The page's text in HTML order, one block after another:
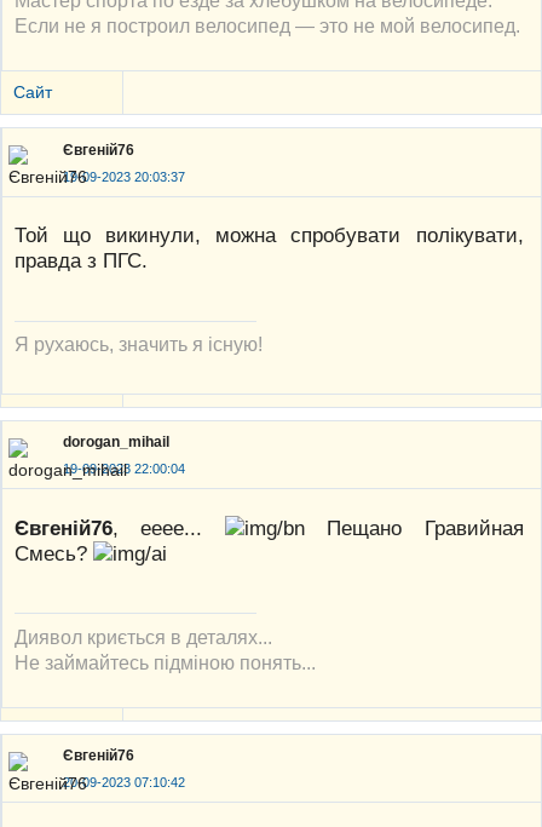
Если не я построил велосипед — это не мой велосипед.
Сайт
Євгеній76
19-09-2023 20:03:37
Той що викинули, можна спробувати полікувати,
правда з ПГС.
Я рухаюсь, значить я існую!
dorogan_mihail
19-09-2023 22:00:04
Євгеній76, ееее...
Пещано Гравийная
Смесь?
Диявол криється в деталях...
Не займайтесь підміною понять...
Євгеній76
20-09-2023 07:10:42